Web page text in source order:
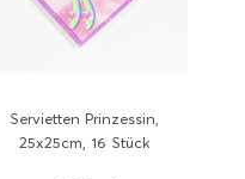
Servietten Prinzessin,
25x25cm, 16 Stück